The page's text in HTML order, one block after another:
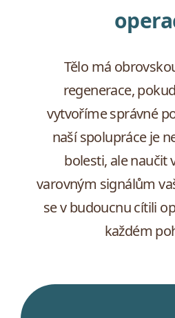
Tělo má
regenerace,
vytvoříme správné
naší spolupráce je
bolesti, ale naučit
varovným signálům
se v budoucnu cítili
každém